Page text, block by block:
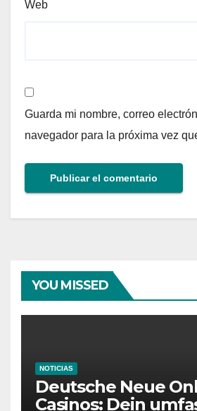
Web
Guarda mi nombre, correo
navegador para la próxima vez
YOU MISSED
NOTICIAS
Deutsche Neue
Casinos: Dein